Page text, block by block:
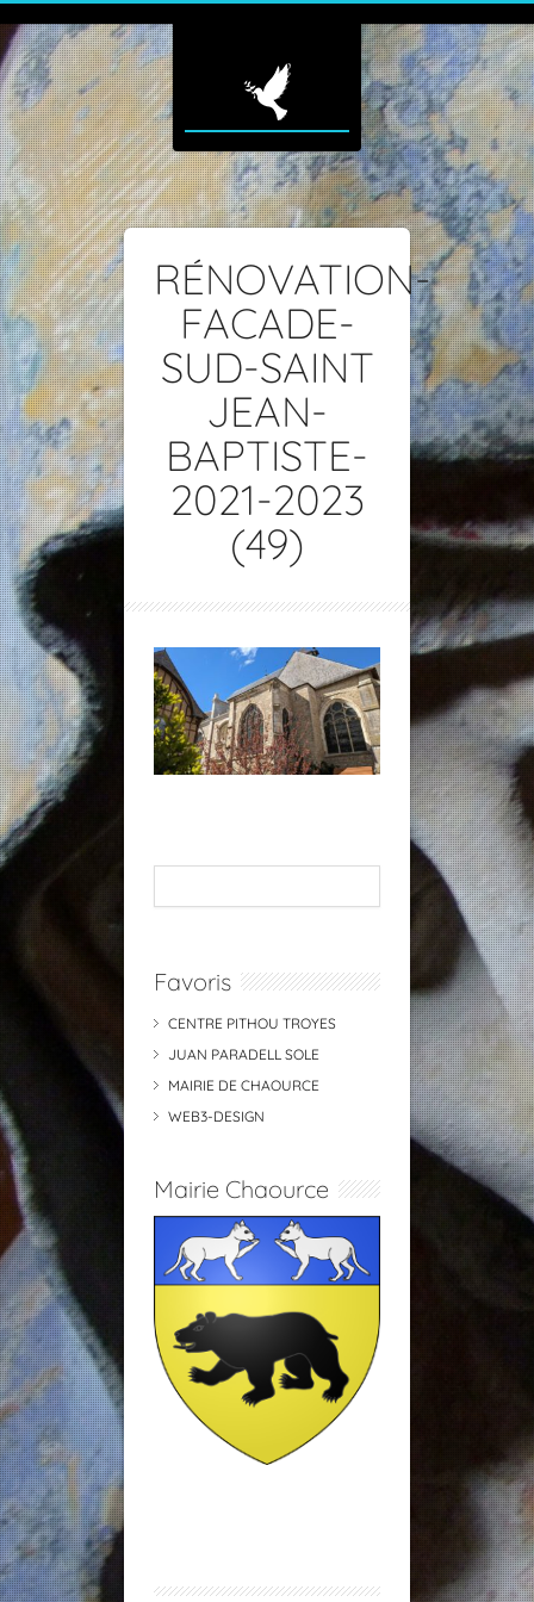
RÉNOVATION-
FACADE-
SUD-SAINT
JEAN-
BAPTISTE-
2021-2023
(49)
Favoris
CENTRE PITHOU TROYES
JUAN PARADELL SOLE
MAIRIE DE CHAOURCE
WEB3-DESIGN
Mairie Chaource